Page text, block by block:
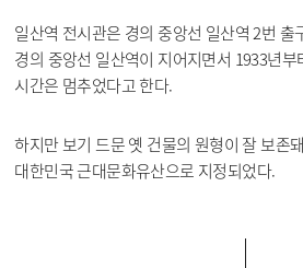
일산역 전시관은 경의 중앙선 일산역 2번 출
경의 중앙선 일산역이 지어지면서 1933년
시간은 멈추었다고 한다.
하지만 보기 드문 옛 건물의 원형이 잘 보존
대한민국 근대문화유산으로 지정되었다.